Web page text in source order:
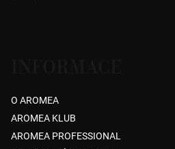
O AROMEA
AROMEA KLUB
AROMEA PROFESSIONAL